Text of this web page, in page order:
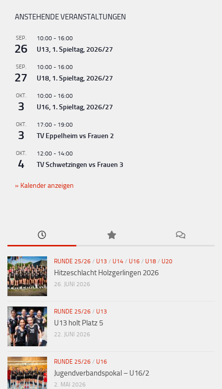
t
n
-
a
i
a
i
ANSTEHENDE VERANSTALTUNGEN
SEP.
26
10:00 - 16:00
U13, 1. Spieltag, 2026/27
SEP.
27
10:00 - 16:00
U18, 1. Spieltag, 2026/27
OKT.
3
10:00 - 16:00
U16, 1. Spieltag, 2026/27
OKT.
3
17:00 - 19:00
TV Eppelheim vs Frauen 2
OKT.
4
12:00 - 14:00
TV Schwetzingen vs Frauen 3
Kalender anzeigen
RUNDE 25/26 / U13 / U14 / U16 / U18 / U20
Hitzeschlacht Holzgerlingen 2026
26. JUNI 2026
RUNDE 25/26 / U13
U13 holt Platz 5
22. JUNI 2026
RUNDE 25/26 / U16
Jugendverbandspokal – U16/2
2. MAI 2026